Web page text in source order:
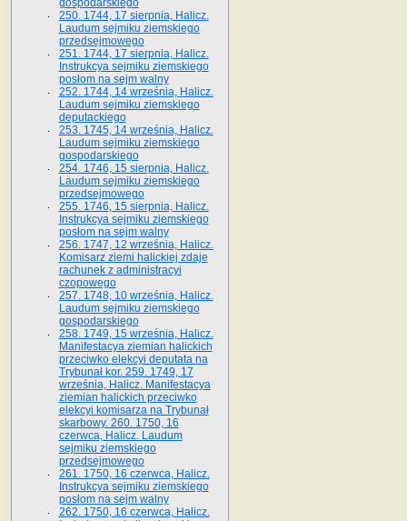
gospodarskiego
250. 1744, 17 sierpnia, Halicz.
Laudum sejmiku ziemskiego
przedsejmowego
251. 1744, 17 sierpnia, Halicz.
Instrukcya sejmiku ziemskiego
posłom na sejm walny
252. 1744, 14 września, Halicz.
Laudum sejmiku ziemskiego
deputackiego
253. 1745, 14 września, Halicz.
Laudum sejmiku ziemskiego
gospodarskiego
254. 1746, 15 sierpnia, Halicz.
Laudum sejmiku ziemskiego
przedsejmowego
255. 1746, 15 sierpnia, Halicz.
Instrukcya sejmiku ziemskiego
posłom na sejm walny
256. 1747, 12 września, Halicz.
Komisarz ziemi halickiej zdaje
rachunek z administracyi
czopowego
257. 1748, 10 września, Halicz.
Laudum sejmiku ziemskiego
gospodarskiego
258. 1749, 15 września, Halicz.
Manifestacya ziemian halickich
przeciwko elekcyi deputata na
Trybunał kor. 259. 1749, 17
września, Halicz. Manifestacya
ziemian halickich przeciwko
elekcyi komisarza na Trybunał
skarbowy. 260. 1750, 16
czerwca, Halicz. Laudum
sejmiku ziemskiego
przedsejmowego
261. 1750, 16 czerwca, Halicz.
Instrukcya sejmiku ziemskiego
posłom na sejm walny
262. 1750, 16 czerwca, Halicz.